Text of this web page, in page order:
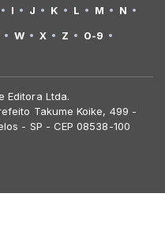
I J K L M
N
W X Z 0-9
Editora Ltda.
Takume Koike, 499 -
- SP - CEP 08538-100